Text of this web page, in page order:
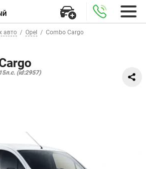
авто Opel Combo Cargo
(id:2957)